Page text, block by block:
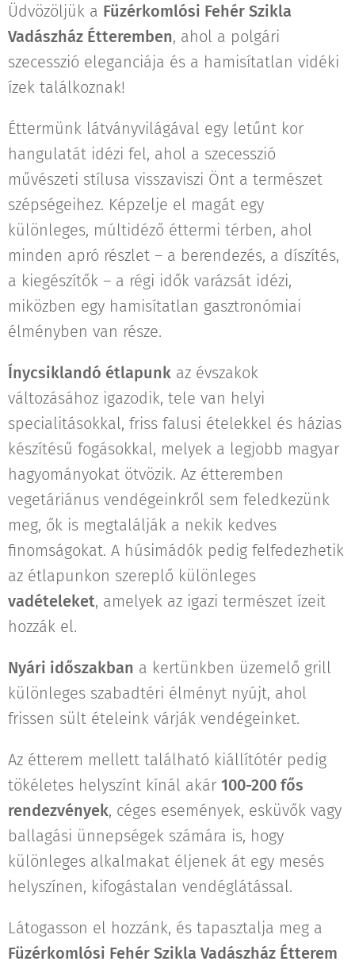
Üdvözöljük a Füzérkomlósi Fehér Szikla
Vadászház Étteremben, ahol a polgári
szecesszió eleganciája és a hamisítatlan vidéki
ízek találkoznak!
Éttermünk látványvilágával egy letűnt kor
hangulatát idézi fel, ahol a szecesszió
művészeti stílusa visszaviszi Önt a természet
szépségeihez. Képzelje el magát egy
különleges, múltidéző éttermi térben, ahol
minden apró részlet – a berendezés, a díszítés,
a kiegészítők – a régi idők varázsát idézi,
miközben egy hamisítatlan gasztronómiai
élményben van része.
Ínycsiklandó étlapunk az évszakok
változásához igazodik, tele van helyi
specialitásokkal, friss falusi ételekkel és házias
készítésű fogásokkal, melyek a legjobb magyar
hagyományokat ötvözik. Az étteremben
vegetáriánus vendégeinkről sem feledkezünk
meg, ők is megtalálják a nekik kedves
finomságokat. A húsimádók pedig felfedezhetik
az étlapunkon szereplő különleges
vadételeket, amelyek az igazi természet ízeit
hozzák el.
Nyári időszakban a kertünkben üzemelő grill
különleges szabadtéri élményt nyújt, ahol
frissen sült ételeink várják vendégeinket.
Az étterem mellett található kiállítótér pedig
tökéletes helyszínt kínál akár 100-200 fős
rendezvények, céges események, esküvők vagy
ballagási ünnepségek számára is, hogy
különleges alkalmakat éljenek át egy mesés
helyszínen, kifogástalan vendéglátással.
Látogasson el hozzánk, és tapasztalja meg a
Füzérkomlósi Fehér Szikla Vadászház Étterem